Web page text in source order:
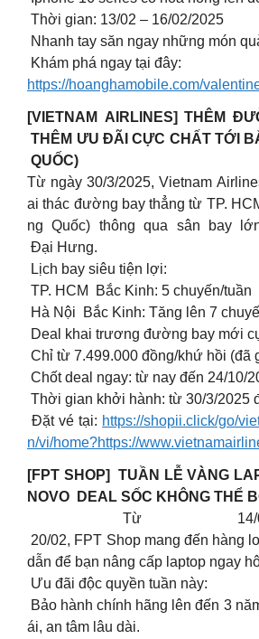
Thời gian: 13/02 – 16/02/2025
Nhanh tay săn ngay những món
Khám phá ngay tại đây:
https://hoanghamobile.com/
[VIETNAM AIRLINES] THÊM
THÊM ƯU ĐÃI CỰC CHẤT TỚI
QUỐC)
Từ ngày 30/3/2025, Vietnam
ai thác đường bay thẳng từ TP.
ng Quốc) thông qua sân bay
Đại Hưng.
Lịch bay siêu tiện lợi:
TP. HCM Bắc Kinh: 5 chuyến/tuần
Hà Nội Bắc Kinh: Tăng lên 7
Deal khai trương đường bay mới
Chỉ từ 7.499.000 đồng/khứ hồi (đã
Chốt deal ngay: từ nay đến 24/10/
Thời gian khởi hành: từ 30/3/2025
Đặt vé tại: https://shopii.click/go/
n/vi/home?https://
[FPT SHOP] TUẦN LỄ VÀNG
NOVO DEAL SỐC KHÔNG THỂ
Từ 14/
20/02, FPT Shop mang đến hàng
dẫn để bạn nâng cấp laptop ngay
Ưu đãi độc quyền tuần này:
Bảo hành chính hãng lên đến 3
ái, an tâm lâu dài.